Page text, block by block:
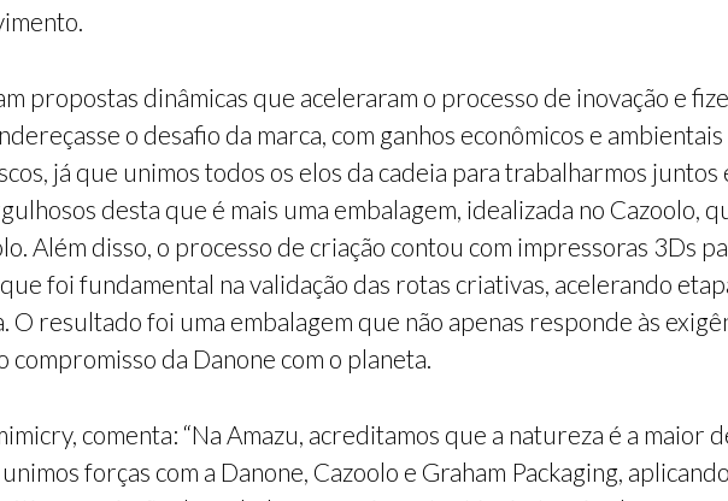
propostas dinâmicas que aceleraram o processo de inovação e
o desafio da marca, com ganhos econômicos e
já que unimos todos os elos da cadeia para trabalharmos juntos
desta que é mais uma embalagem, idealizada no Cazoolo,
Além disso, o processo de criação contou com impressoras 3Ds
foi fundamental na validação das rotas criativas, acelerando
resultado foi uma embalagem que não apenas responde às
da Danone com o planeta.
comenta: “Na Amazu, acreditamos que a natureza é a maior
forças com a Danone, Cazoolo e Graham Packaging,